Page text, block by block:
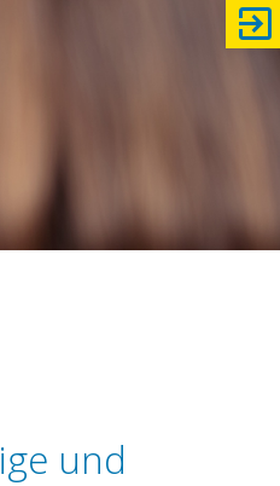
und
verkleinern
unterstreichen